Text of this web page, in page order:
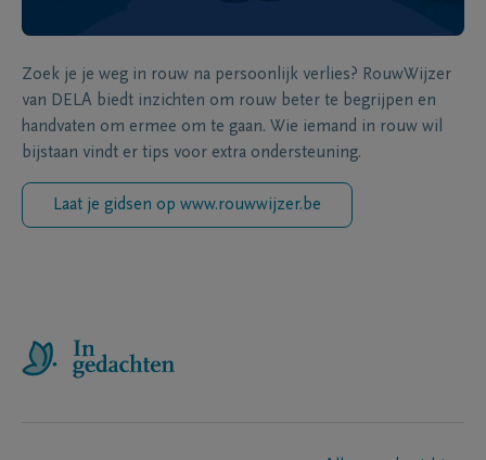
Zoek je je weg in rouw na persoonlijk verlies? RouwWijzer
van DELA biedt inzichten om rouw beter te begrijpen en
handvaten om ermee om te gaan. Wie iemand in rouw wil
bijstaan vindt er tips voor extra ondersteuning.
Laat je gidsen op www.rouwwijzer.be